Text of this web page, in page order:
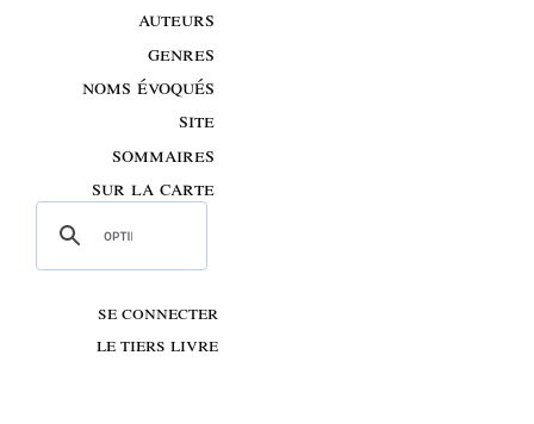
auteurs
genres
noms évoqués
site
sommaires
sur la carte
se connecter
le tiers livre